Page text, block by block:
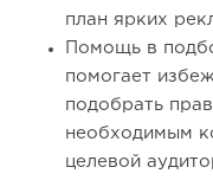
план ярких
Помощь в
помогает
подобрать
необходимым
целевой